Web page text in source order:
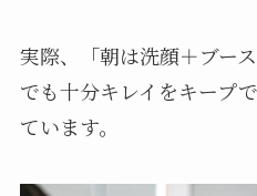
実際、「朝は洗顔＋ブー
でも十分キレイをキープ
ています。